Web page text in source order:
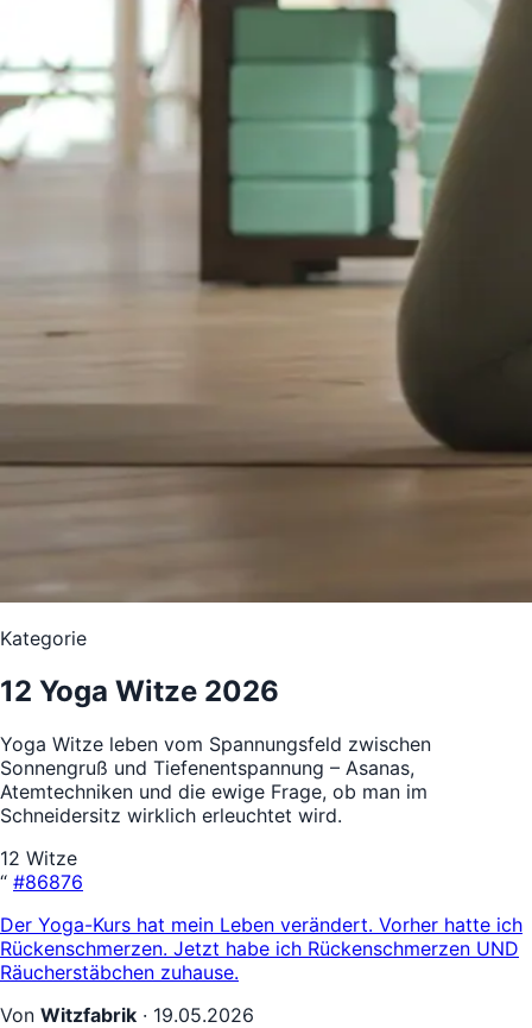
Kategorie
12 Yoga Witze 2026
Yoga Witze leben vom Spannungsfeld zwischen
Sonnengruß und Tiefenentspannung – Asanas,
Atemtechniken und die ewige Frage, ob man im
Schneidersitz wirklich erleuchtet wird.
12 Witze
“ #86876
Der Yoga-Kurs hat mein Leben verändert. Vorher hatte ich
Rückenschmerzen. Jetzt habe ich Rückenschmerzen UND
Räucherstäbchen zuhause.
Von Witzfabrik · 19.05.2026